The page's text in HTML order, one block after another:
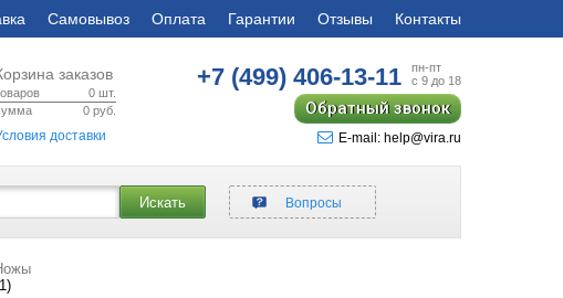
Самовывоз Оплата Гарантии Отзывы Контакты
заказов
0 шт.
0 руб.
доставки
+7 (499)406-13-11
пн-пт
с 9 до 18
Обратный звонок
E-mail: help@vira.ru
Искать Вопросы